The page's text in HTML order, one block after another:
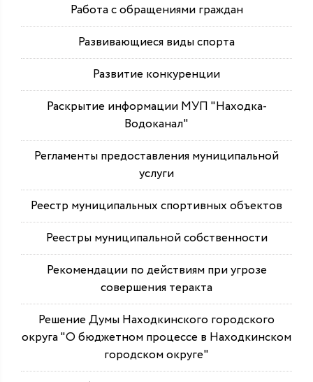
Работа с обращениями граждан
Развивающиеся виды спорта
Развитие конкуренции
Раскрытие информации МУП "Находка-
Водоканал"
Регламенты предоставления муниципальной
услуги
Реестр муниципальных спортивных объектов
Реестры муниципальной собственности
Рекомендации по действиям при угрозе
совершения теракта
Решение Думы Находкинского городского
округа "О бюджетном процессе в Находкинском
городском округе"